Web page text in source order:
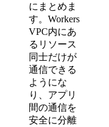
にまとめま
す。Workers
VPC内にあ
るリソース
同士だけが
通信できる
ようにな
り、アプリ
間の通信を
安全に分離